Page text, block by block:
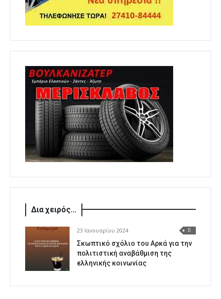
Δια χειρός...
23 Ιανουαρίου 2024 0
Σκωπτικό σχόλιο του Αρκά για την
πολιτιστική αναβάθμιση της
ελληνικής κοινωνίας